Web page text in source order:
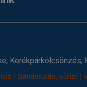
Kerékpárkölcsönzés,
| banánozás, vízisí